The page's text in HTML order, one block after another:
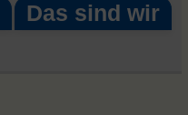
Das sind wir